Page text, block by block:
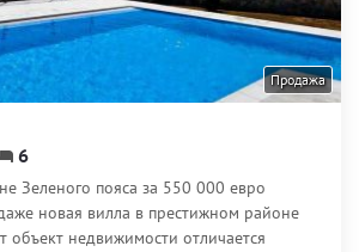
Продажа
6
Зеленого пояса за 550 000 евро
новая вилла в престижном районе
объект недвижимости отличается